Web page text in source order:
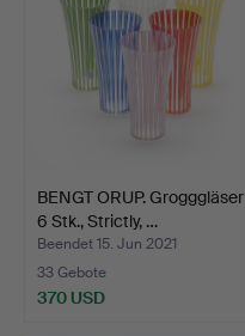
BENGT ORUP. Grogggläser
6 Stk., Strictly, …
Beendet 15. Jun 2021
33 Gebote
370 USD